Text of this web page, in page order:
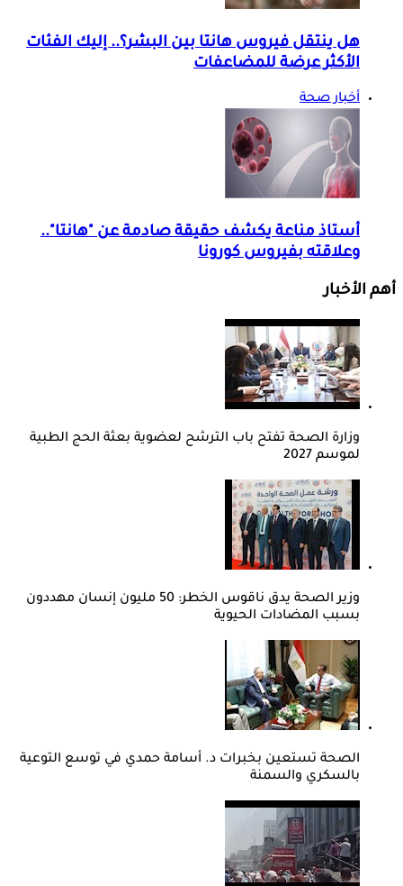
هل ينتقل فيروس هانتا بين البشر؟.. إليك الفئات
الأكثر عرضة للمضاعفات
أخبار صحة
أستاذ مناعة يكشف حقيقة صادمة عن "هانتا"..
وعلاقته بفيروس كورونا
أهم الأخبار
وزارة الصحة تفتح باب الترشح لعضوية بعثة الحج الطبية
لموسم 2027
وزير الصحة يدق ناقوس الخطر: 50 مليون إنسان مهددون
بسبب المضادات الحيوية
الصحة تستعين بخبرات د. أسامة حمدي في توسع التوعية
بالسكري والسمنة